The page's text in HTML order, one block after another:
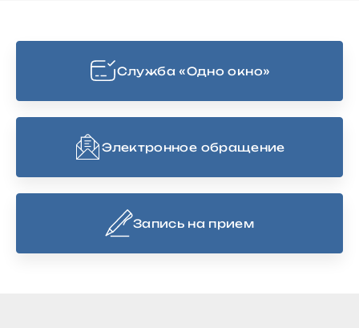
Cлужба «Одно окно»
Электронное обращение
Запись на прием